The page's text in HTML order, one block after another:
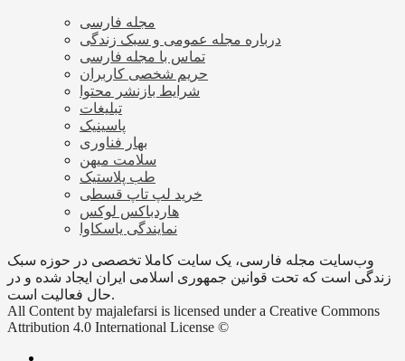
مجله فارسی
درباره مجله عمومی و سبک زندگی
تماس با مجله فارسی
حریم شخصی کاربران
شرایط بازنشر محتوا
تبلیغات
پاسینیک
بهار فناوری
سلامت میهن
طب پلاستیک
خرید لپ تاپ قسطی
هاردباکس لوکس
نمایندگی یاسکاوا
وب‌سایت مجله فارسی، یک سایت کاملا تخصصی در حوزه سبک
زندگی است که تحت قوانین جمهوری اسلامی ایران ایجاد شده و در
حال فعالیت است.
All Content by majalefarsi is licensed under a Creative Commons
Attribution 4.0 International License ©️